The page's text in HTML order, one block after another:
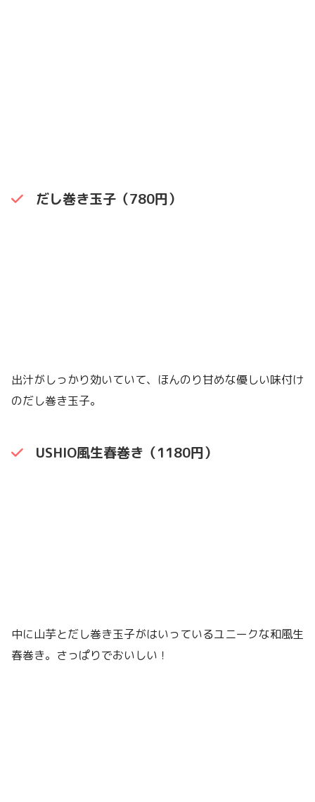
だし巻き玉子（780円）
出汁がしっかり効いていて、ほんのり甘めな優しい味付け
のだし巻き玉子。
USHIO風生春巻き（1180円）
中に山芋とだし巻き玉子がはいっているユニークな和風生
春巻き。さっぱりでおいしい！